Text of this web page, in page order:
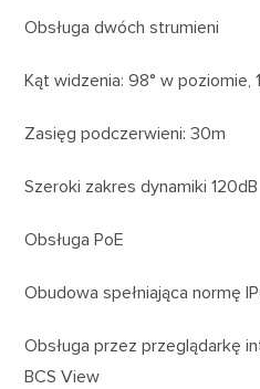
Obsługa dwóch strumieni
Kąt widzenia: 98° w poziomie,
Zasięg podczerwieni: 30m
Szeroki zakres dynamiki 120dB
Obsługa PoE
Obudowa spełniająca normę
Obsługa przez przeglądarkę
BCS View